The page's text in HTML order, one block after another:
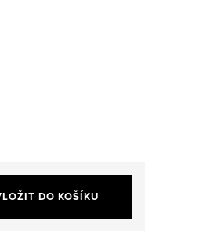
DO KOŠÍKU